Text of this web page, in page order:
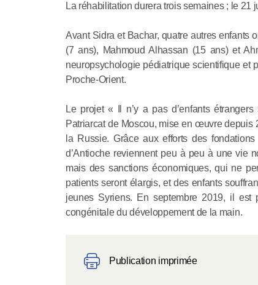
La réhabilitation durera trois semaines ; le 21
Avant Sidra et Bachar, quatre autres enfants
(7 ans), Mahmoud Alhassan (15 ans) et
neuropsychologie pédiatrique scientifique et
Proche-Orient.
Le projet « Il n’y a pas d’enfants
Patriarcat de Moscou, mise en œuvre depuis
la Russie. Grâce aux efforts des
d’Antioche reviennent peu à peu à une vie
mais des sanctions économiques, qui ne
patients seront élargis, et des enfants
jeunes Syriens. En septembre 2019, il est
congénitale du développement de la main.
Publication imprimée